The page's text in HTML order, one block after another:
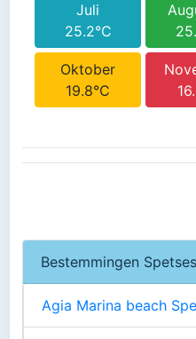
Juli
25.2°C
Oktober
19.8°C
Bestemmingen Spetses
Agia Marina beach